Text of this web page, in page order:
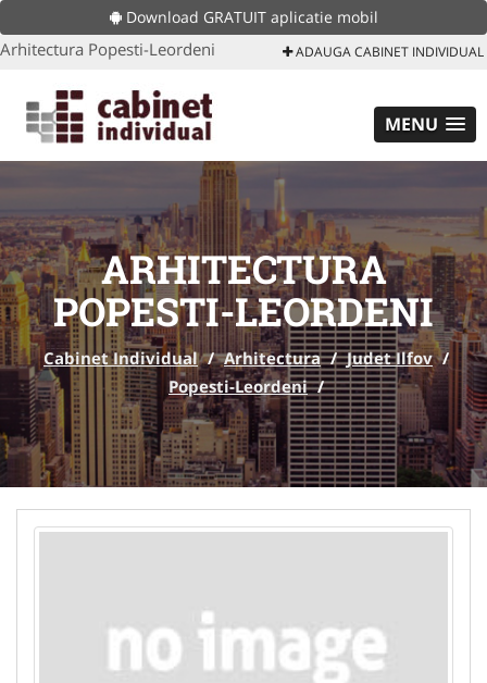
Download GRATUIT aplicatie mobil
Arhitectura Popesti-Leordeni ADAUGA CABINET INDIVIDUAL
MENU
ARHITECTURA
POPESTI-LEORDENI
Cabinet Individual / Arhitectura / Judet Ilfov /
Popesti-Leordeni /